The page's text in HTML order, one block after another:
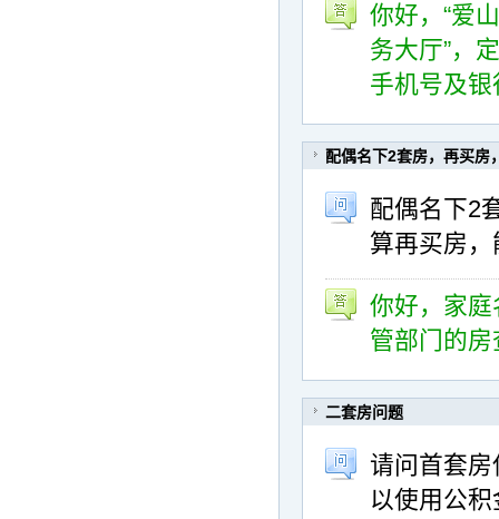
你好，“爱
务大厅”，
手机号及银
配偶名下2套房，再买房
配偶名下2
算再买房
你好，家
管部门的
二套房问题
请问首套
以使用公